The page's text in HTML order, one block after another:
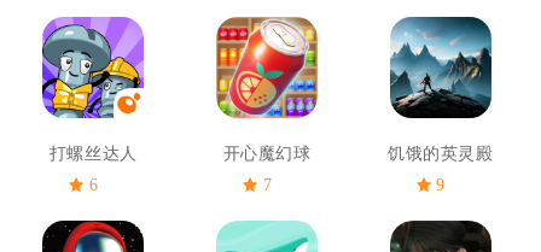
打螺丝达人
6
开心魔幻球
7
饥饿的英灵殿
9